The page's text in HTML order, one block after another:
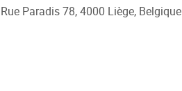
Rue Paradis 78, 4000 Liège, Belgique